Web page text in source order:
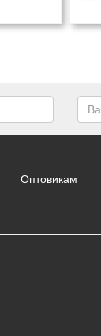
Оптовикам